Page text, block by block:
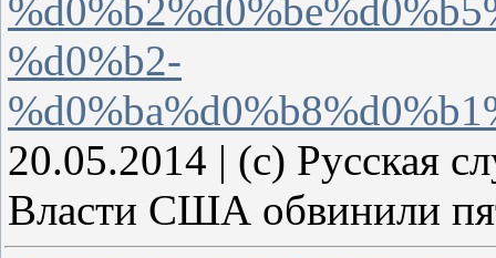
%d0%b2-
20.05.2014 | (с) Русская
Власти США обвинили